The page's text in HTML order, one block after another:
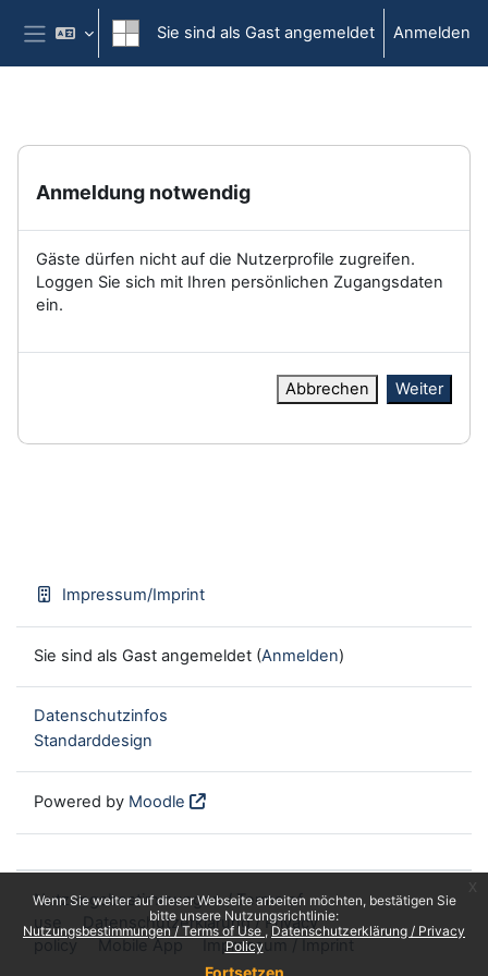
Zum Hauptinhalt
Wenn Sie weiter auf dieser Webseite arbeiten möchten, bestätigen Sie
bitte unsere Nutzungsrichtlinie:
Nutzungsbestimmungen / Terms of Use
Datenschutzerklärung / Privacy
Policy
Fortsetzen
Website-Übersicht
Sie sind als Gast angemeldet Anmelden
Anmeldung notwendig
Gäste dürfen nicht auf die Nutzerprofile zugreifen.
Loggen Sie sich mit Ihren persönlichen Zugangsdaten
ein.
Abbrechen Weiter
Impressum/Imprint
Sie sind als Gast angemeldet (Anmelden)
Datenschutzinfos
Standarddesign
Powered by Moodle
Nutzungsbestimmungen / Terms of
use
Datenschutzerklärung / Privacy
policy
Mobile App Impressum / Imprint